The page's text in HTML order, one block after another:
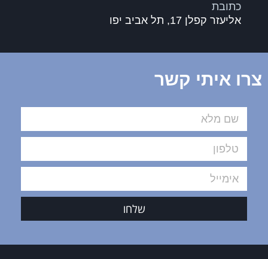
כתובת
אליעזר קפלן 17, תל אביב יפו
צרו איתי קשר
שלחו